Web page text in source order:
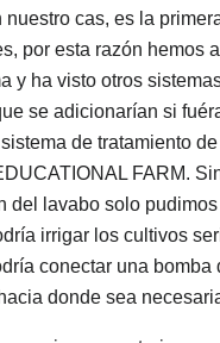
cas, es la
por esta razón hemos
y ha visto otros
se adicionarían si
de tratamiento
FARM.
del lavabo solo
irrigar los cultivos
conectar una bomba
donde sea